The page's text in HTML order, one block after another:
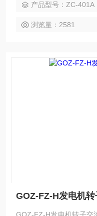
产品型号：ZC-401A
浏览量：2581
GOZ-FZ-H发电机